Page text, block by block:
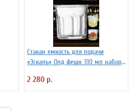
Стакан емкость для подачи
«Эскаль» Олд фешн 310 мл набор
2 280 р.